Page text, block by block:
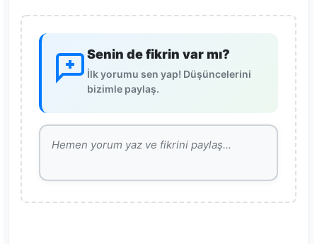
Senin de fikrin var mı?
İlk yorumu sen yap! Düşüncelerini
bizimle paylaş.